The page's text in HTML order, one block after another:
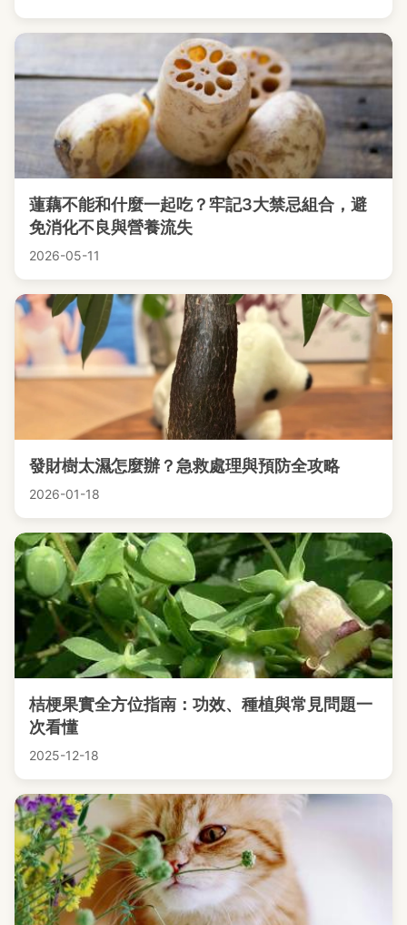
蓮藕不能和什麼一起吃？牢記3大禁忌組合，避
免消化不良與營養流失
2026-05-11
發財樹太濕怎麼辦？急救處理與預防全攻略
2026-01-18
桔梗果實全方位指南：功效、種植與常見問題一
次看懂
2025-12-18